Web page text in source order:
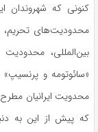
کنونی که شهروندان
محدودیت‌های تحریم،
بین‌المللی،
«سائوتومه و
محدویت‌ ایرانیان
که پیش از این به